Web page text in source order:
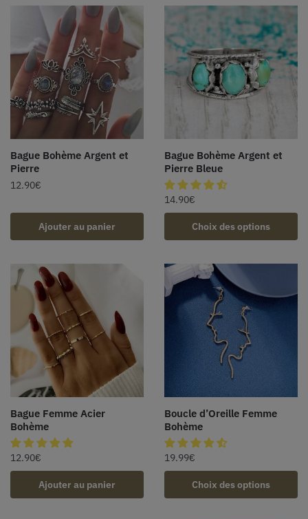
Bague Bohème Argent et
Pierre
12.90€
Ajouter au panier
Bague Bohème Argent et
Pierre Bleue
14.90€
Choix des options
Bague Femme Acier
Bohème
12.90€
Ajouter au panier
Boucle d’Oreille Femme
Bohème
19.99€
Choix des options